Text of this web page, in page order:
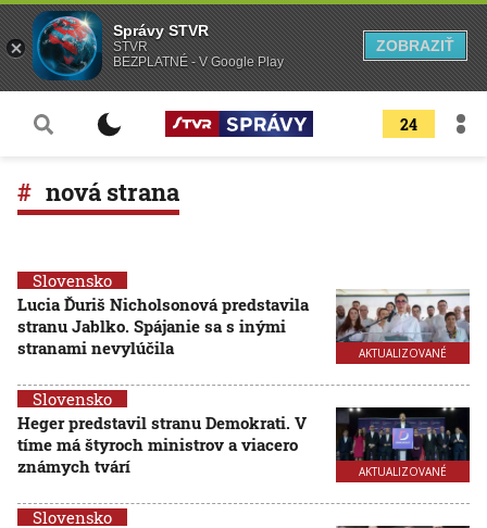
24
nová strana
AKTUALIZOVANÉ
Slovensko
Lucia Ďuriš Nicholsonová predstavila
stranu Jablko. Spájanie sa s inými
stranami nevylúčila
AKTUALIZOVANÉ
Slovensko
Heger predstavil stranu Demokrati. V
tíme má štyroch ministrov a viacero
známych tvárí
Slovensko
Správy STVR
STVR
BEZPLATNÉ - V Google Play
ZOBRAZIŤ